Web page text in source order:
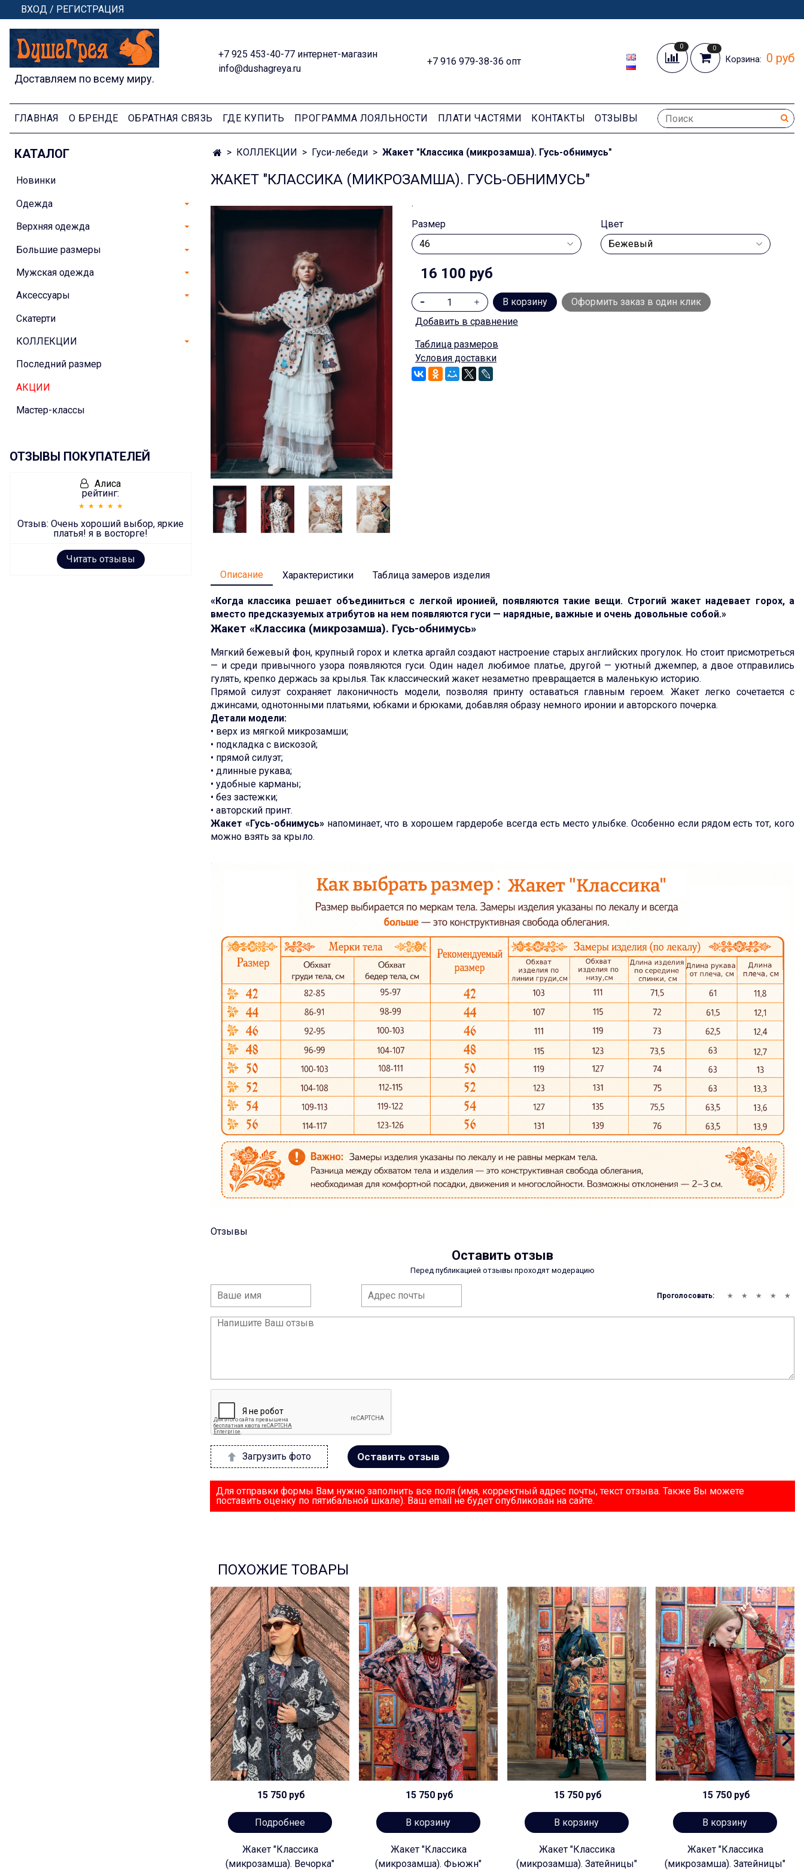
ВХОД / РЕГИСТРАЦИЯ
Доставляем по всему миру.
+7 925 453-40-77 интернет-магазин
info@dushagreya.ru
+7 916 979-38-36 опт
0 0
Корзина: 0 руб
ГЛАВНАЯ О БРЕНДЕ ОБРАТНАЯ СВЯЗЬ ГДЕ КУПИТЬ ПРОГРАММА ЛОЯЛЬНОСТИ ПЛАТИ ЧАСТЯМИ КОНТАКТЫ ОТЗЫВЫ
КОЛЛЕКЦИИ Гуси-лебеди Жакет "Классика (микрозамша). Гусь-обнимусь"
ЖАКЕТ "КЛАССИКА (МИКРОЗАМША). ГУСЬ-ОБНИМУСЬ"
.
Размер
Цвет
16 100 руб
В корзину
Оформить заказ в один клик
Добавить в сравнение
Таблица размеров
Условия доставки
Описание
«Когда классика решает объединиться с легкой иронией, появляются такие вещи. Строгий жакет надевает горох, а
вместо предсказуемых атрибутов на нем появляются гуси — нарядные, важные и очень довольные собой.»
Жакет «Классика (микрозамша). Гусь-обнимусь»
Мягкий бежевый фон, крупный горох и клетка аргайл создают настроение старых английских прогулок. Но стоит присмотреться
— и среди привычного узора появляются гуси. Один надел любимое платье, другой — уютный джемпер, а двое отправились
гулять, крепко держась за крылья. Так классический жакет незаметно превращается в маленькую историю.
Прямой силуэт сохраняет лаконичность модели, позволяя принту оставаться главным героем. Жакет легко сочетается с
джинсами, однотонными платьями, юбками и брюками, добавляя образу немного иронии и авторского почерка.
Детали модели:
• верх из мягкой микрозамши;
• подкладка с вискозой;
• прямой силуэт;
• длинные рукава;
• удобные карманы;
• без застежки;
• авторский принт.
Жакет «Гусь-обнимусь» напоминает, что в хорошем гардеробе всегда есть место улыбке. Особенно если рядом есть тот, кого
можно взять за крыло.
Характеристики Таблица замеров изделия
Отзывы
Оставить отзыв
Перед публикацией отзывы проходят модерацию
Проголосовать:
Загрузить фото Оставить отзыв
Для отправки формы Вам нужно заполнить все поля (имя, корректный адрес почты, текст отзыва. Также Вы можете
поставить оценку по пятибальной шкале). Ваш email не будет опубликован на сайте.
ПОХОЖИЕ ТОВАРЫ
15 750 руб
Подробнее
Жакет "Классика
(микрозамша). Вечорка"
15 750 руб
В корзину
Жакет "Классика
(микрозамша). Фьюжн"
15 750 руб
В корзину
Жакет "Классика
(микрозамша). Затейницы"
15 750 руб
В корзину
Жакет "Классика
(микрозамша). Затейницы"
КАТАЛОГ
Новинки
Одежда
Верхняя одежда
Большие размеры
Мужская одежда
Аксессуары
Скатерти
КОЛЛЕКЦИИ
Последний размер
АКЦИИ
Мастер-классы
ОТЗЫВЫ ПОКУПАТЕЛЕЙ
Алиса
рейтинг:
Отзыв: Очень хороший выбор, яркие
платья! я в восторге!
Читать отзывы